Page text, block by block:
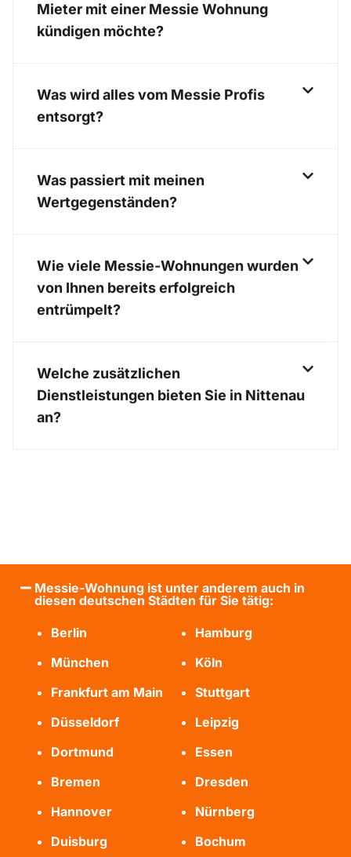
Mieter mit einer Messie Wohnung
kündigen möchte?
Was wird alles vom Messie Profis
entsorgt?
Was passiert mit meinen
Wertgegenständen?
Wie viele Messie-Wohnungen wurden
von Ihnen bereits erfolgreich
entrümpelt?
Welche zusätzlichen
Dienstleistungen bieten Sie in Nittenau
an?
Messie-Wohnung ist unter anderem auch in
diesen deutschen Städten für Sie tätig:
Berlin
Hamburg
München
Köln
Frankfurt am Main
Stuttgart
Düsseldorf
Leipzig
Dortmund
Essen
Bremen
Dresden
Hannover
Nürnberg
Duisburg
Bochum